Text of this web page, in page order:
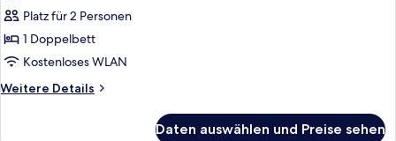
(The
Pool
Bath)
Platz für 2 Personen
1 Doppelbett
Kostenloses WLAN
Weitere Details
Weitere
Daten auswählen und Preise sehen